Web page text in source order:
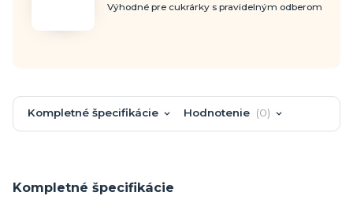
Výhodné pre cukrárky s pravidelným odberom
Kompletné špecifikácie Hodnotenie 0
Kompletné špecifikácie